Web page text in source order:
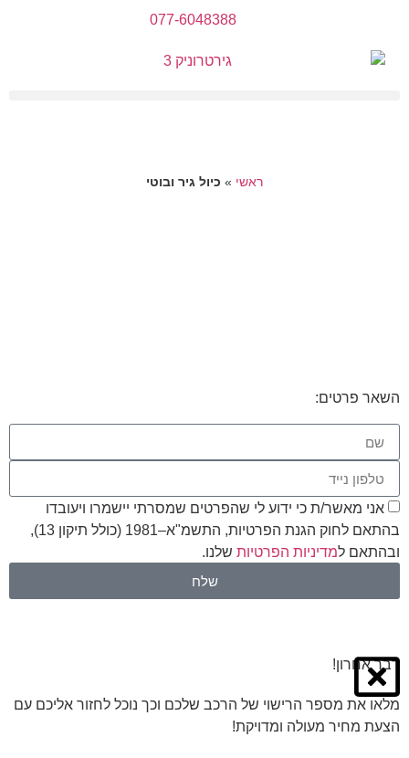
077-6048388
ראשי»כיול גיר ובוטי
השאר פרטים:
אני מאשר/ת כי ידוע לי שהפרטים שמסרתי יישמרו ויעובדו
בהתאם לחוק הגנת הפרטיות, התשמ"א–1981 (כולל תיקון 13),
ובהתאם ל מדיניות הפרטיותשלנו.
שלח
דבר אחרון!
מלאו את מספר הרישוי של הרכב שלכם וכך נוכל לחזור אליכם עם
הצעת מחיר מעולה ומדויקת!